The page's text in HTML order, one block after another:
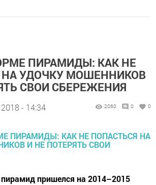
ПИРАМИДЫ: КАК НЕ
НА УДОЧКУ МОШЕННИКОВ
СВОИ СБЕРЕЖЕНИЯ
- 14:34 2060 0 0
пришелся на 2014–2015